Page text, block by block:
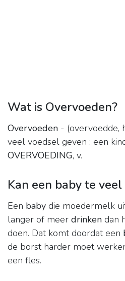
Wat is Overvoeden?
Overvoeden - (overvoedde,
veel voedsel geven : een
OVERVOEDING, v.
Kan een baby te
Een baby die moedermelk
langer of meer drinken dan
doen. Dat komt doordat een
de borst harder moet
een fles.